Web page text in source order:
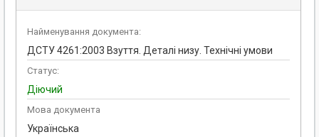
Найменування документа:
ДСТУ 4261:2003 Взуття. Деталі низу. Технічні умови
Статус:
Діючий
Мова документа
Українська